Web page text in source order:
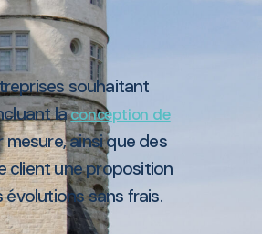
souhaitant
laconception de
ainsi que des
client une proposition
sans frais.